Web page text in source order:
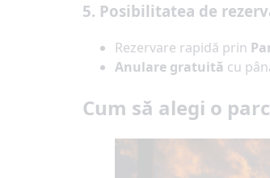
5. Posibilitatea de
Rezervare rapidă prin
Anulare gratuită cu
Cum să alegi o